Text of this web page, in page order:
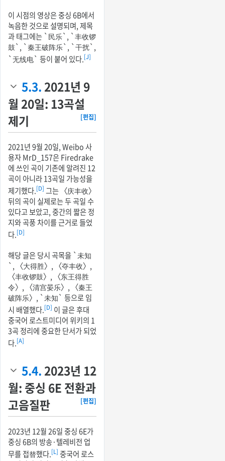
이 시점의 영상은 중싱 6B에서
녹음한 것으로 설명되며, 제목
과 태그에는 `民乐`, `丰收锣
鼓`, `秦王破阵乐`, `干扰`,
`无线电` 등이 붙어 있다.[J]
5.3. 2021년 9
월 20일: 13곡설
제기
[편집]
2021년 9월 20일, Weibo 사
용자 MrD_157은 Firedrake
에 쓰인 곡이 기존에 알려진 12
곡이 아니라 13곡일 가능성을
제기했다.[D] 그는 〈庆丰收〉
뒤의 곡이 실제로는 두 곡일 수
있다고 보았고, 중간의 짧은 정
지와 곡풍 차이를 근거로 들었
다.[D]
해당 글은 당시 곡목을 `未知
`, 〈大得胜〉, 〈夺丰收〉,
〈丰收锣鼓〉, 〈东王得胜
令〉, 〈清宫晏乐〉, 〈秦王
破阵乐〉, `未知` 등으로 임
시 배열했다.[D] 이 글은 후대
중국어 로스트미디어 위키의 1
3곡 정리에 중요한 단서가 되었
다.[A]
5.4. 2023년 12
월: 중싱 6E 전환과
고음질판
[편집]
2023년 12월 26일 중싱 6E가
중싱 6B의 방송·텔레비전 업
무를 접替했다.[L] 중국어 로스